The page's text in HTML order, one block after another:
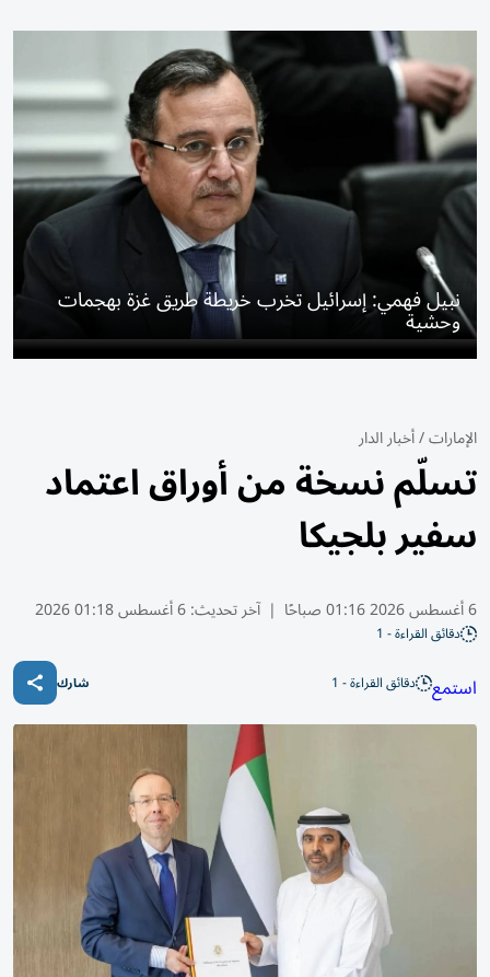
نبيل فهمي: إسرائيل تخرب خريطة طريق غزة بهجمات
وحشية
الإمارات/أخبار الدار
تسلّم نسخة من أوراق اعتماد
سفير بلجيكا
6 أغسطس 2026 01:16 صباحًا | آخر تحديث:6 أغسطس 01:18 2026
دقائق القراءة - 1
استمع دقائق القراءة - 1 شارك